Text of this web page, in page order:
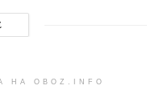
OBOZ.INFO